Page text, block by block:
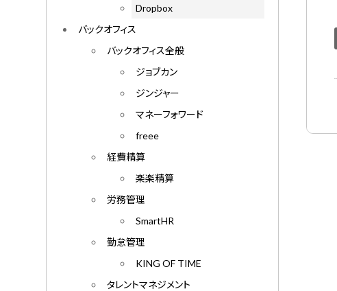
Dropbox
バックオフィス
バックオフィス全般
ジョブカン
ジンジャー
マネーフォワード
freee
経費精算
楽楽精算
労務管理
SmartHR
勤怠管理
KING OF TIME
タレントマネジメント